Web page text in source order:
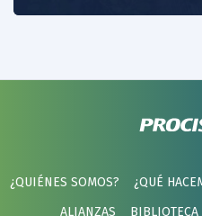
¿QUIÉNES SOMOS? ¿QUÉ
ALIANZAS
BIBLIOTECA